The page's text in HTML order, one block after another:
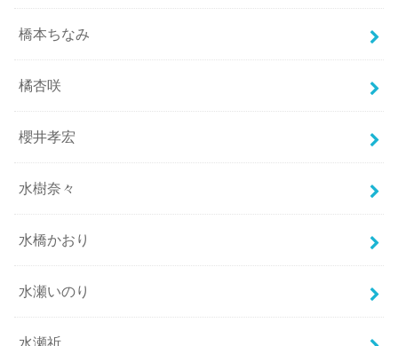
橋本ちなみ
橘杏咲
櫻井孝宏
水樹奈々
水橋かおり
水瀬いのり
水瀬祈